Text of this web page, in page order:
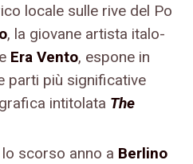
locale sulle rive del Po
, la giovane artista italo-
Era Vento, espone in
parti più significative
intitolata The
scorso anno a Berlino